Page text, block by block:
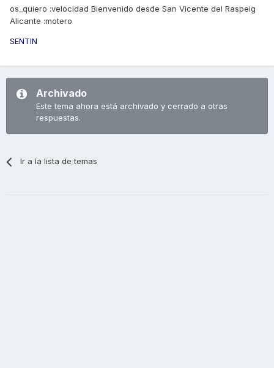
os_quiero :velocidad Bienvenido desde San Vicente del Raspeig
Alicante :motero
SENTIN
Archivado
Este tema ahora está archivado y cerrado a otras
respuestas.
Ir a la lista de temas